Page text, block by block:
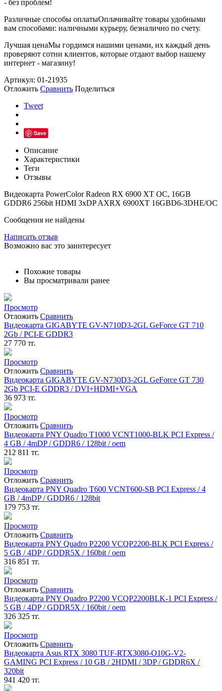
- без проблем!
Различные способы оплатыОплачивайте товары удобными
вам способами: наличными курьеру, безналично по счету.
Лучшая ценаМы гордимся нашими ценами, их каждый день
проверяют сотни клиентов, которые отдают выбор нашему
интернет - магазину!
Артикул: 01-21935
Отложить Сравнить Поделиться
Tweet
Save
Описание
Характеристики
Теги
Отзывы
Видеокарта PowerColor Radeon RX 6900 XT OC, 16GB
GDDR6 256bit HDMI 3xDP AXRX 6900XT 16GBD6-3DHE/OC
Сообщения не найдены
Написать отзыв
Возможно вас это заинтересует
Похожие товары
Вы просматривали ранее
Просмотр
Отложить Сравнить
Видеокарта GIGABYTE GV-N710D3-2GL GeForce GT 710
2Gb / PCI-E GDDR3
27 770 тг.
Просмотр
Отложить Сравнить
Видеокарта GIGABYTE GV-N730D3-2GL GeForce GT 730
2Gb PCI-E GDDR3 / DVI+HDMI+VGA
36 973 тг.
Просмотр
Отложить Сравнить
Видеокарта PNY Quadro T1000 VCNT1000-BLK PCI Express /
4 GB / 4mDP / GDDR6 / 128bit / oem
212 811 тг.
Просмотр
Отложить Сравнить
Видеокарта PNY Quadro T600 VCNT600-SB PCI Express / 4
GB / 4mDP / GDDR6 / 128bit
179 753 тг.
Просмотр
Отложить Сравнить
Видеокарта PNY Quadro P2200 VCQP2200-BLK PCI Express /
5 GB / 4DP / GDDR5X / 160bit / oem
316 851 тг.
Просмотр
Отложить Сравнить
Видеокарта PNY Quadro P2200 VCQP2200BLK-1 PCI Express /
5 GB / 4DP / GDDR5X / 160bit / oem
326 325 тг.
Просмотр
Отложить Сравнить
Видеокарта Asus RTX 3080 TUF-RTX3080-O10G-V2-
GAMING PCI Express / 10 GB / 2HDMI / 3DP / GDDR6X /
320bit
941 420 тг.